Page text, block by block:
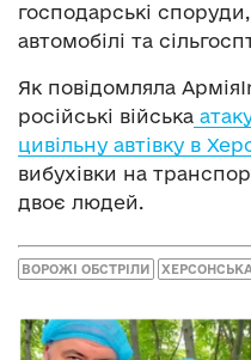
господарські
автомобілі та
Як повідомляла
російські війська
цивільну автівку в
вибухівки на
двоє людей.
ВОРОЖІ ОБСТРІЛИ